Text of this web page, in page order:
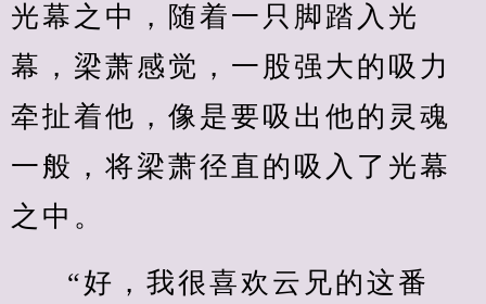
光幕之中，随着一只脚踏入光
幕，梁萧感觉，一股强大的吸力
牵扯着他，像是要吸出他的灵魂
一般，将梁萧径直的吸入了光幕
之中。
“好，我很喜欢云兄的这番